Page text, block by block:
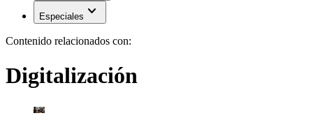
Especiales expand_more
Contenido relacionados con:
Digitalización